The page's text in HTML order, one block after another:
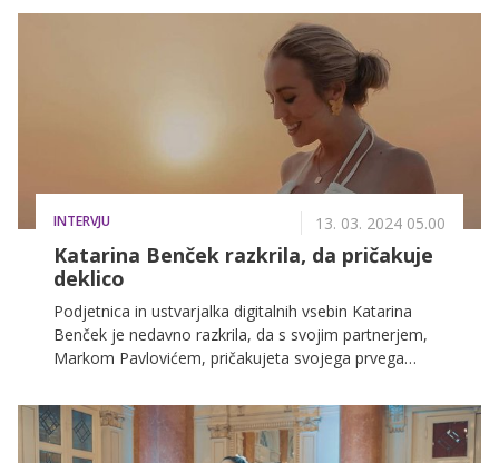
pregrehe. Če ob tem še redno telovadimo, pa smo že
tako na dobri poti. In tudi sama je izbrala uspešno
pot, ko je svoj hobi spremenila v posel oziroma kar v
svoje poslanstvo. "V bistvu se nikoli nisem
obremenjevala s tem, kaj si bodo drugi mislili, če pač
začnem neki posel, zato ker sem ženska, in tudi
iskreno nikoli nisem dobila nekega tega občutka na
kakšnem sestanku ali kakor koli, da me kdo zaradi
tega gleda kot manjvredno."
INTERVJU 13. 03. 2024 05.00
Katarina Benček razkrila, da pričakuje
deklico
Podjetnica in ustvarjalka digitalnih vsebin Katarina
Benček je nedavno razkrila, da s svojim partnerjem,
Markom Pavlovićem, pričakujeta svojega prvega
spuščata z veselimi in predvsem mešanimi občutki.
Kaj vse nam je še zaupala, si lahko preberete v
nadaljevanju.